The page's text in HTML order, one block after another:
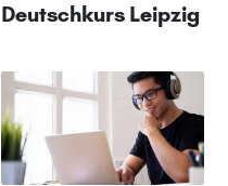
Deutschkurs Leipzig